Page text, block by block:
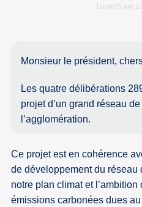
Lundi 25 juin
Monsieur le président,
Les quatre délibérations
projet d’un grand réseau
l’agglomération.
Ce projet est en cohérence
de développement du réseau
notre plan climat et
émissions carbonées dues